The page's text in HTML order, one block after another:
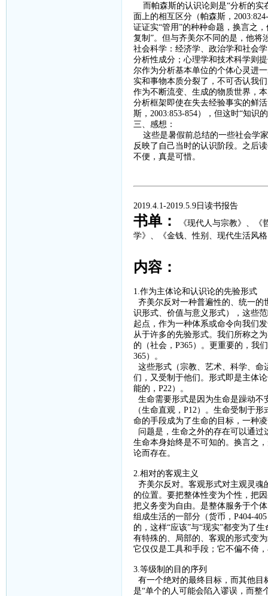
而帕森斯的认识论则是“分析的实
面上的相互区分（帕森斯，
证证实“管用”的种种命题，换言之
复制”。但与齐美尔不同的是，他将
社会科学：经济学、政治学和社会
分析性成分；心理学和技术科学则
尔作为分析基本单位的个体心灵进
实和事物本质分裂了，不可否认我
作为不断流变、生成的物质世界，
分析框架即使在失去经验事实的鲜
斯， 2003:853-854），但这时“知识
三、感想：
这些是暑假前总结的一些社会学
反映了自己当时的认识阶段。之后
不便，真是可惜。
2019.4.1-2019.5.9日读书报告
书单： 《现代人与宗教》、
《
学》、
《金钱、性别、现代生活风
内容：
1.作为主体论和认识论的先验形式
齐美尔反对一种普遍性的、统一的
识形式、价值与意义形式），这些
起点，作为一种体系或命令向我们
从于许多的先验形式。我们所称之
的（社会， P365）。更重要的，我
365）。
这些形式（宗教、艺术、科学、命
们，又受制于他们。形式即是主体
能的， P22 ）。
生命需要形式是因为生命是躁动不
（生命直观， P12 ）。生命受制于形
命的手段成为了生命的目标，一种
问题是，生命之外的存在可以通过
生命本身始终是不可知的。换言之
论而存在。
2.相对的客观主义
齐美尔反对。客观形式对主观灵魂
的位置。要把整体性变为个性，把
把义务变为自由。是整体服务于个
组成生活的一部分（货币， P404-405
的，这样“应该”与“现实”都变为了
有特殊的、局部的、客观的形式变
它仅仅是工具和手段；它不偏不倚
3.等级制的目的序列
有一个绝对的最终目标，而其他目
是“单个的人可能会陷入谬误，而整